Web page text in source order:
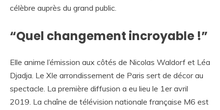
célèbre auprès du grand public.
“Quel changement incroyable !”
Elle anime l’émission aux côtés de Nicolas Waldorf et Léa
Djadja. Le XIe arrondissement de Paris sert de décor au
spectacle. La première diffusion a eu lieu le 1er avril
2019. La chaîne de télévision nationale française M6 est